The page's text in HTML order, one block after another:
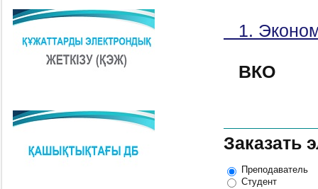
1.
ВКО
Заказать
Преподаватель
Студент